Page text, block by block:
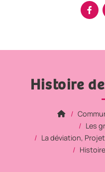
Histoire
Les
La déviation,